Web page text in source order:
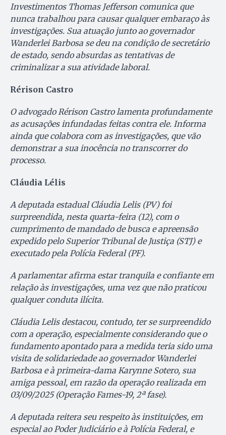
Investimentos Thomas Jefferson comunica que
nunca trabalhou para causar qualquer embaraço às
investigações. Sua atuação junto ao governador
Wanderlei Barbosa se deu na condição de secretário
de estado, sendo absurdas as tentativas de
criminalizar a sua atividade laboral.
Rérison Castro
O advogado Rérison Castro lamenta profundamente
as acusações infundadas feitas contra ele. Informa
ainda que colabora com as investigações, que vão
demonstrar a sua inocência no transcorrer do
processo.
Cláudia Lélis
A deputada estadual Cláudia Lelis (PV) foi
surpreendida, nesta quarta-feira (12), com o
cumprimento de mandado de busca e apreensão
expedido pelo Superior Tribunal de Justiça (STJ) e
executado pela Polícia Federal (PF).
A parlamentar afirma estar tranquila e confiante em
relação às investigações, uma vez que não praticou
qualquer conduta ilícita.
Cláudia Lelis destacou, contudo, ter se surpreendido
com a operação, especialmente considerando que o
fundamento apontado para a medida teria sido uma
visita de solidariedade ao governador Wanderlei
Barbosa e à primeira-dama Karynne Sotero, sua
amiga pessoal, em razão da operação realizada em
03/09/2025 (Operação Fames-19, 2ª fase).
A deputada reitera seu respeito às instituições, em
especial ao Poder Judiciário e à Polícia Federal, e